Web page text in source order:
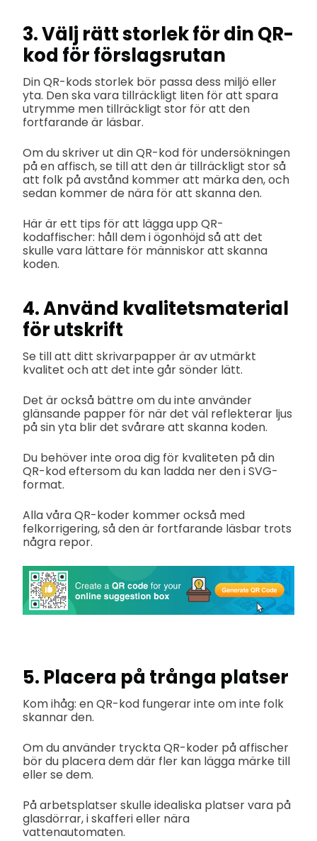
3. Välj rätt storlek för din QR-
kod för förslagsrutan
Din QR-kods storlek bör passa dess miljö eller
yta. Den ska vara tillräckligt liten för att spara
utrymme men tillräckligt stor för att den
fortfarande är läsbar.
Om du skriver ut din QR-kod för undersökningen
på en affisch, se till att den är tillräckligt stor så
att folk på avstånd kommer att märka den, och
sedan kommer de nära för att skanna den.
Här är ett tips för att lägga upp QR-
kodaffischer: håll dem i ögonhöjd så att det
skulle vara lättare för människor att skanna
koden.
4. Använd kvalitetsmaterial
för utskrift
Se till att ditt skrivarpapper är av utmärkt
kvalitet och att det inte går sönder lätt.
Det är också bättre om du inte använder
glänsande papper för när det väl reflekterar ljus
på sin yta blir det svårare att skanna koden.
Du behöver inte oroa dig för kvaliteten på din
QR-kod eftersom du kan ladda ner den i SVG-
format.
Alla våra QR-koder kommer också med
felkorrigering, så den är fortfarande läsbar trots
några repor.
5. Placera på trånga platser
Kom ihåg: en QR-kod fungerar inte om inte folk
skannar den.
Om du använder tryckta QR-koder på affischer
bör du placera dem där fler kan lägga märke till
eller se dem.
På arbetsplatser skulle idealiska platser vara på
glasdörrar, i skafferi eller nära
vattenautomaten.